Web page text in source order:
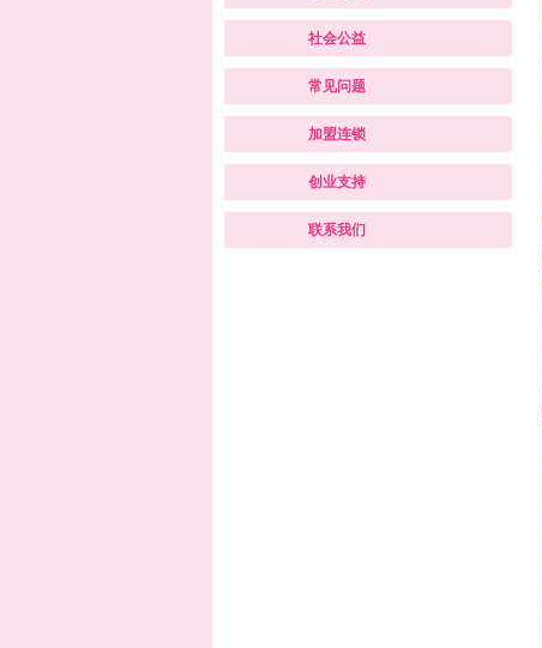
社会公益
常见问题
加盟连锁
创业支持
联系我们